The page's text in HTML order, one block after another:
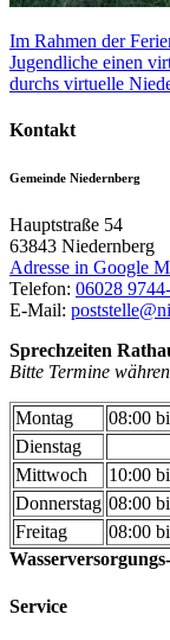
Im Rahmen der
Jugendliche einen
durchs virtuelle
Kontakt
Gemeinde Niedernberg
Hauptstraße 54
63843 Niedernberg
Adresse in Google
Telefon: 06028
E-Mail:
Sprechzeiten
Bitte Termine
Montag
08:00
Dienstag
Mittwoch
10:00
Donnerstag 08:00
Freitag
08:00
Service